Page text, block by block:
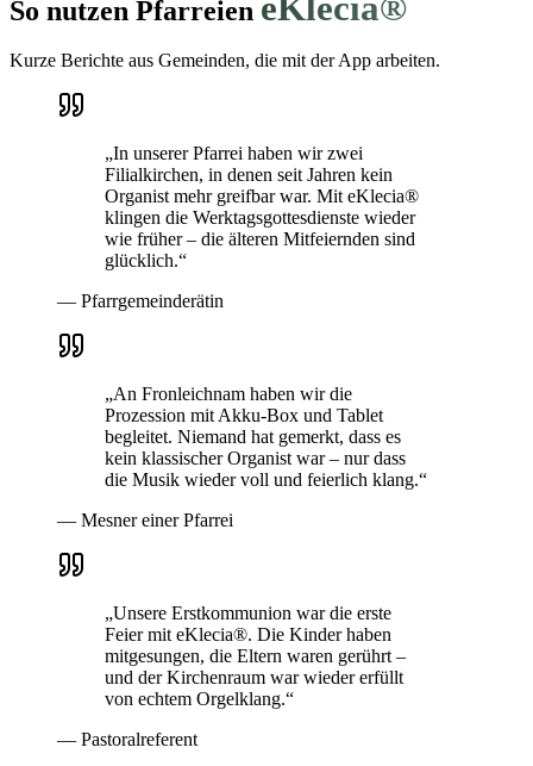
So nutzen Pfarreien
Kurze Berichte aus Gemeinden, die mit der App arbeiten.
„In unserer Pfarrei haben wir zwei
Filialkirchen, in denen seit Jahren kein
Organist mehr greifbar war. Mit eKlecia®
klingen die Werktagsgottesdienste wieder
wie früher – die älteren Mitfeiernden sind
glücklich.“
— Pfarrgemeinderätin
„An Fronleichnam haben wir die
Prozession mit Akku-Box und Tablet
begleitet. Niemand hat gemerkt, dass es
kein klassischer Organist war – nur dass
die Musik wieder voll und feierlich klang.“
— Mesner einer Pfarrei
„Unsere Erstkommunion war die erste
Feier mit eKlecia®. Die Kinder haben
mitgesungen, die Eltern waren gerührt –
und der Kirchenraum war wieder erfüllt
von echtem Orgelklang.“
— Pastoralreferent